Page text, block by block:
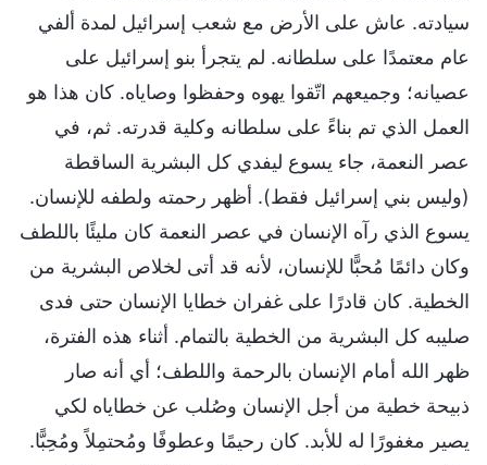
سيادته. عاش على الأرض مع شعب إسرائيل لمدة ألفي
عام معتمدًا على سلطانه. لم يتجرأ بنو إسرائيل على
عصيانه؛ وجميعهم اتّقوا يهوه وحفظوا وصاياه. كان هذا هو
العمل الذي تم بناءً على سلطانه وكلية قدرته. ثم، في
عصر النعمة، جاء يسوع ليفدي كل البشرية الساقطة
(وليس بني إسرائيل فقط). أظهر رحمته ولطفه للإنسان.
يسوع الذي رآه الإنسان في عصر النعمة كان مليئًا باللطف
وكان دائمًا مُحبًّا للإنسان، لأنه قد أتى لخلاص البشرية من
الخطية. كان قادرًا على غفران خطايا الإنسان حتى فدى
صليبه كل البشرية من الخطية بالتمام. أثناء هذه الفترة،
ظهر الله أمام الإنسان بالرحمة واللطف؛ أي أنه صار
ذبيحة خطية من أجل الإنسان وصُلب عن خطاياه لكي
يصير مغفورًا له للأبد. كان رحيمًا وعطوفًا ومُحتمِلاً ومُحِبًّا.